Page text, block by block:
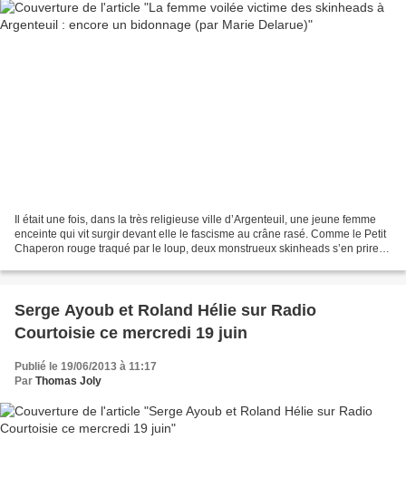
Il était une fois, dans la très religieuse ville d’Argenteuil, une jeune femme
enceinte qui vit surgir devant elle le fascisme au crâne rasé. Comme le Petit
Chaperon rouge traqué par le loup, deux monstrueux skinheads s’en prirent
Serge Ayoub et Roland Hélie sur Radio
Courtoisie ce mercredi 19 juin
Publié le 19/06/2013 à 11:17
Par Thomas Joly